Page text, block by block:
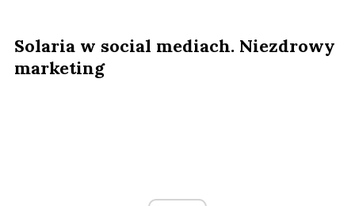
Solaria w social mediach. Niezdrowy
marketing